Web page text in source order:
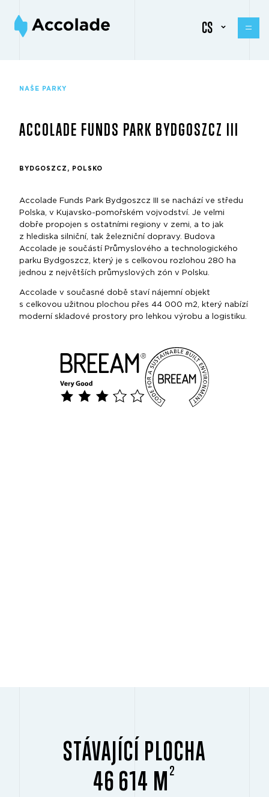
CS
NAŠE PARKY
ACCOLADE FUNDS PARK BYDGOSZCZ III
BYDGOSZCZ, POLSKO
Accolade Funds Park Bydgoszcz III se nachází ve středu
Polska, v Kujavsko-pomořském vojvodství. Je velmi
dobře propojen s ostatními regiony v zemi, a to jak
z hlediska silniční, tak železniční dopravy. Budova
Accolade je součástí Průmyslového a technologického
parku Bydgoszcz, který je s celkovou rozlohou 280 ha
jednou z největších průmyslových zón v Polsku.
Accolade v současné době staví nájemní objekt
s celkovou užitnou plochou přes 44 000 m2, který nabízí
moderní skladové prostory pro lehkou výrobu a logistiku.
STÁVAJÍCÍ PLOCHA
46 614 M 2